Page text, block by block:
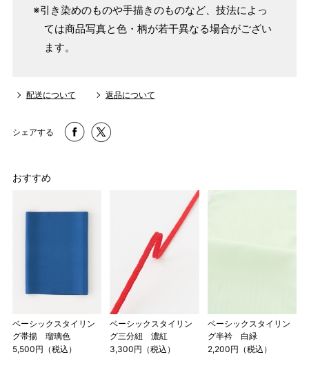
※引き染めのものや手描きのものなど、技法によっ
ては商品写真と色・柄が若干異なる場合がござい
ます。
配送について 返品について
シェアする
おすすめ
ベーシックスタイリン
グ帯揚 瑠璃色
5,500円（税込）
ベーシックスタイリン
グ三分紐 濃紅
3,300円（税込）
ベーシックスタイリン
グ半衿 白緑
2,200円（税込）